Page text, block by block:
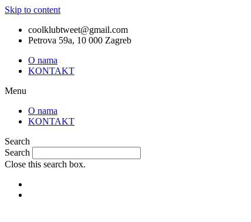
Skip to content
coolklubtweet@gmail.com
Petrova 59a, 10 000 Zagreb
O nama
KONTAKT
Menu
O nama
KONTAKT
Search
Search
Close this search box.